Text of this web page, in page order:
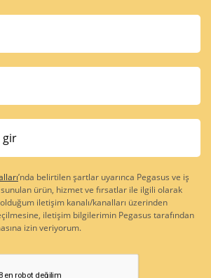
’nda belirtilen şartlar uyarınca Pegasus ve iş
ürün, hizmet ve fırsatlar ile ilgili olarak
iletişim kanalı/kanalları üzerinden
iletişim bilgilerimin Pegasus tarafından
izin veriyorum.